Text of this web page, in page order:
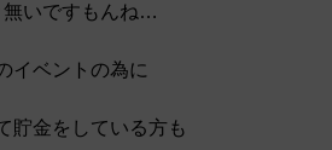
無いですもんね…
イベントの為に
貯金をしている方も